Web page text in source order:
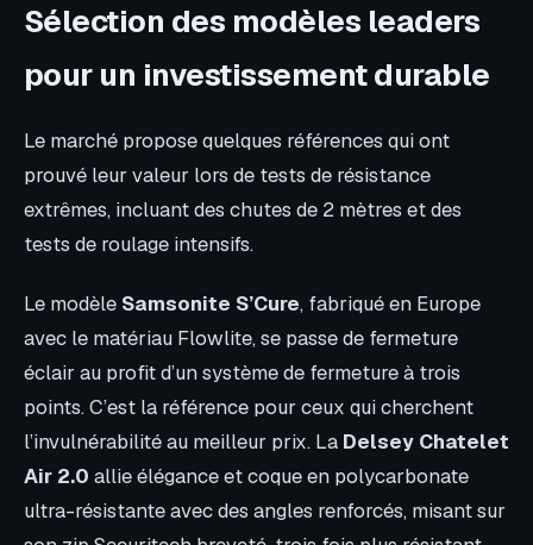
Sélection des modèles leaders
pour un investissement durable
Le marché propose quelques références qui ont
prouvé leur valeur lors de tests de résistance
extrêmes, incluant des chutes de 2 mètres et des
tests de roulage intensifs.
Le modèle Samsonite S’Cure, fabriqué en Europe
avec le matériau Flowlite, se passe de fermeture
éclair au profit d’un système de fermeture à trois
points. C’est la référence pour ceux qui cherchent
l’invulnérabilité au meilleur prix. La Delsey Chatelet
Air 2.0 allie élégance et coque en polycarbonate
ultra-résistante avec des angles renforcés, misant sur